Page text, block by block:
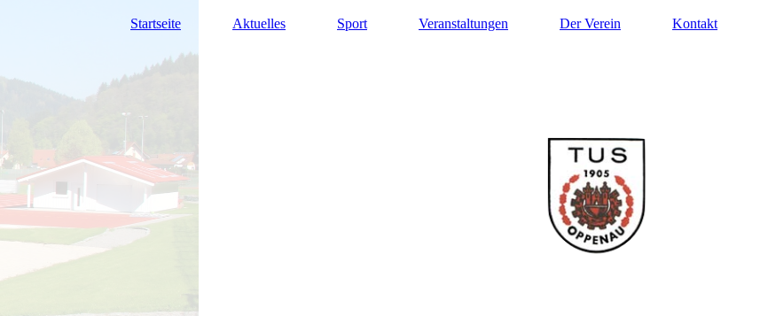
Startseite Aktuelles Sport Veranstaltungen Der Verein Kontakt